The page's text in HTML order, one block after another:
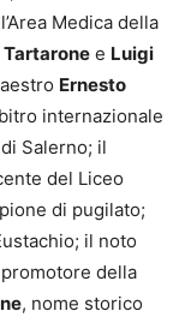
Medica della
e Luigi
Ernesto
internazionale
Salerno; il
del Liceo
di pugilato;
il noto
promotore della
, nome storico